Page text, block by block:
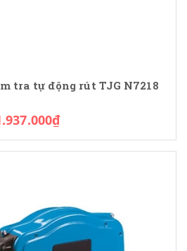
tra tự động rút TJG N7218